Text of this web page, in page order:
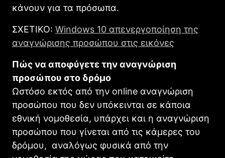
κάνουν για τα πρόσωπα.
ΣΧΕΤΙΚΟ: Windows 10 απενεργοποίηση της
αναγνώρισης προσώπου στις εικόνες
Πώς να αποφύγετε την αναγνώριση
προσώπου στο δρόμο
Ωστόσο εκτός από την online αναγνώριση
προσώπου που δεν υπόκεινται σε κάποια
εθνική νομοθεσία, υπάρχει και η αναγνώριση
προσώπου που γίνεται από τις κάμερες του
δρόμου, αναλόγως φυσικά από την